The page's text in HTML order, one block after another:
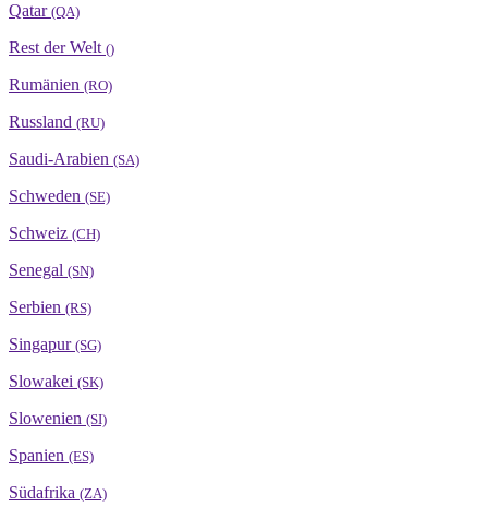
Qatar (QA)
Rest der Welt ()
Rumänien (RO)
Russland (RU)
Saudi-Arabien (SA)
Schweden (SE)
Schweiz (CH)
Senegal (SN)
Serbien (RS)
Singapur (SG)
Slowakei (SK)
Slowenien (SI)
Spanien (ES)
Südafrika (ZA)